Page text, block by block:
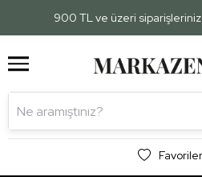
900 TL ve üzeri